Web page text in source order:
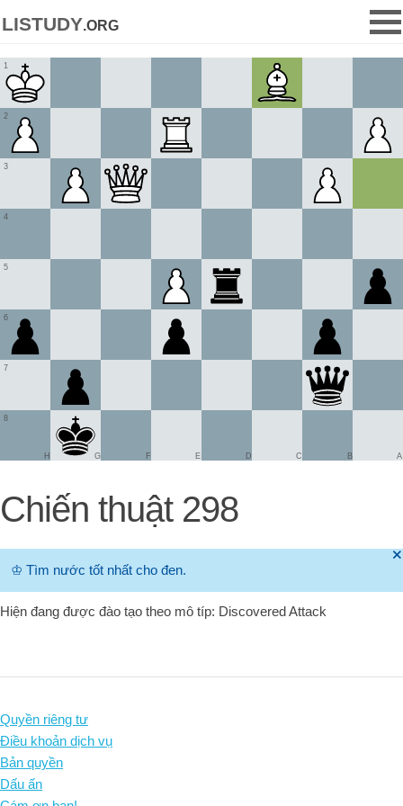
listudy.org
1
2
3
4
5
6
7
8
A
B
C
D
E
F
G
H
Chiến thuật 298
🞫
♔ Tìm nước tốt nhất cho đen.
Hiện đang được đào tạo theo mô típ: Discovered Attack
Quyền riêng tư
Điều khoản dịch vụ
Bản quyền
Dấu ấn